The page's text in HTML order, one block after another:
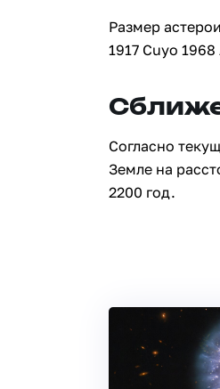
Размер
1917 Cuyo
Согласно
Земле на
2200 год.